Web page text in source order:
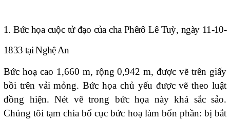
1. Bức họa cuộc tử đạo của cha Phêrô Lê Tuỳ, ngày 11-10-
1833 tại Nghệ An
Bức hoạ cao 1,660 m, rộng 0,942 m, được vẽ trên giấy
bồi trên vải mỏng. Bức họa chủ yếu được vẽ theo luật
đồng hiện. Nét vẽ trong bức họa này khá sắc sảo.
Chúng tôi tạm chia bố cục bức hoạ làm bốn phần: bị bắt